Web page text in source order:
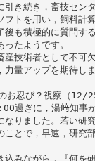
引き続き，畜技セン
フトを用い，飼料計
後も積極的に質問す
たようです。
産技術者として不可
量アップを期待しま
お忍び？視察（12/
過ぎに，湯﨑知事
なりました。若い研
ことで，早速，研究
込みながら，『何を